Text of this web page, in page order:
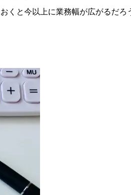
くと今以上に業務幅が広がるだ